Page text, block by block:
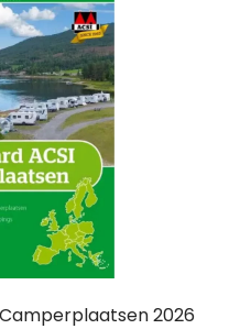
2026